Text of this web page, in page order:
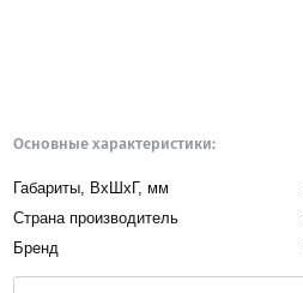
Основные характеристики:
Габариты, BxШxГ, мм
Страна производитель
Бренд